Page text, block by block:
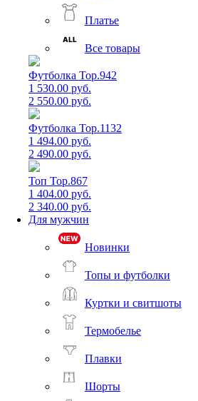
Платье
Все товары
Футболка Top.942
1 530.00 руб.
2 550.00 руб.
Футболка Top.1132
1 494.00 руб.
2 490.00 руб.
Топ Top.867
1 404.00 руб.
2 340.00 руб.
Для мужчин
Новинки
Топы и футболки
Куртки и свитшоты
Термобелье
Плавки
Шорты